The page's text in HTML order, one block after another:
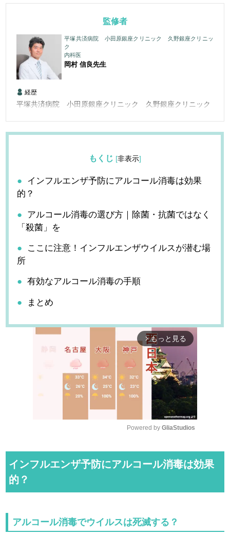
監修者
平塚共済病院 小田原銀座クリニック 久野銀座クリニッ
ク
内科医
岡村 信良先生
経歴
平塚共済病院 小田原銀座クリニック 久野銀座クリニック
もくじ [非表示]
インフルエンザ予防にアルコール消毒は効果
的？
アルコール消毒の選び方｜除菌・抗菌ではなく
「殺菌」を
ここに注意！インフルエンザウイルスが潜む場
所
有効なアルコール消毒の手順
まとめ
arrow_forward_ios もっと見る
u
Powered by GliaStudios
インフルエンザ予防にアルコール消毒は効果
的？
アルコール消毒でウイルスは死滅する？